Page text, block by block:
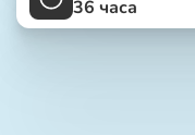
36 часа